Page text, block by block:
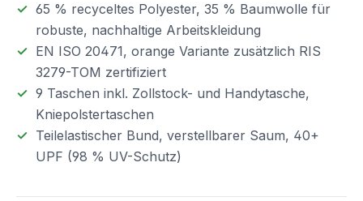
65 % recyceltes Polyester, 35 % Baumwolle für
robuste, nachhaltige Arbeitskleidung
EN ISO 20471, orange Variante zusätzlich RIS
3279-TOM zertifiziert
9 Taschen inkl. Zollstock- und Handytasche,
Kniepolstertaschen
Teilelastischer Bund, verstellbarer Saum, 40+
UPF (98 % UV-Schutz)